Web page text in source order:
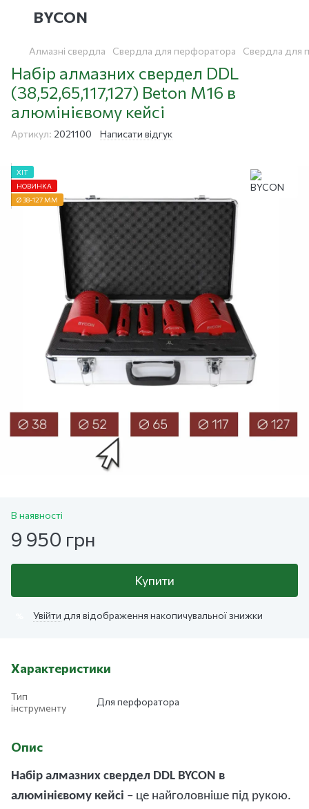
BYCON
Алмазні свердла Свердла для перфоратора Свердла для
Набір алмазних свердел DDL
(38,52,65,117,127) Beton M16 в
алюмінієвому кейсі
Артикул: 2021100 Написати відгук
ХІТ
НОВИНКА
Ø 38-127 ММ
В наявності
9 950 грн
Купити
Увійти для відображення накопичувальної знижки
Характеристики
Тип
інструменту
Для перфоратора
Опис
Набір алмазних свердел DDL BYCON в
алюмінієвому кейсі – це найголовніше під рукою.